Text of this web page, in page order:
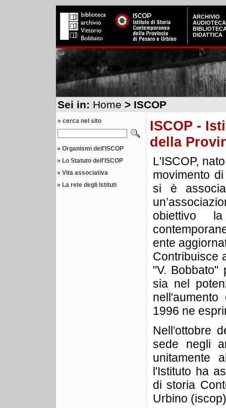
ARCHIVIO
AUDIOTECA
DIDATTICA
Sei in: Home > ISCOP
» cerca nel sito
» Organismi dell'ISCOP
» Lo Statuto dell'ISCOP
» Vita associativa
» La rete degli Istituti
ISCOP -
della
L'ISCOP,
movimento
si è
obiettivo
ente
Contribuisce
"V. Bobbato"
sia nel
1996 ne
Nell'ottobre
sede negli
unitamente
l'Istituto ha
di storia
Urbino